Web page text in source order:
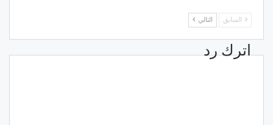
السابق التالي
اترك رد